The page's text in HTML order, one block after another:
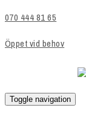
070 444 81 65
Öppet vid behov
Toggle navigation